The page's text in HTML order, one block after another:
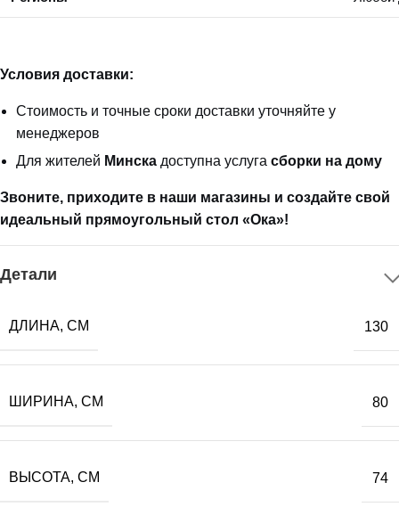
Условия доставки:
Стоимость и точные сроки доставки уточняйте у
менеджеров
Для жителей Минска доступна услуга сборки на дому
Звоните, приходите в наши магазины и создайте свой
идеальный прямоугольный стол «Ока»!
Детали
ДЛИНА, СМ 130
ШИРИНА, СМ 80
ВЫСОТА, СМ 74